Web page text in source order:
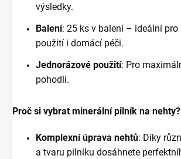
výsledky.
Balení: 25 ks v balení – ideální
použití i domácí péči.
Jednorázové použití: Pro
pohodlí.
Proč si vybrat minerální pilník na nehty?
Komplexní úprava nehtů: Díky
a tvaru pilníku dosáhnete